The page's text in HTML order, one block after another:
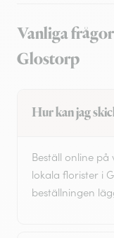
Vanliga
Glostorp
Hur kan jag
Beställ online
lokala florister i
beställningen